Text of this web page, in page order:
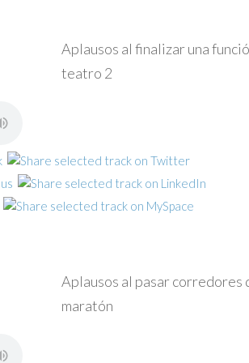
Aplausos al finalizar una
teatro 2
Aplausos al pasar corredores
maratón